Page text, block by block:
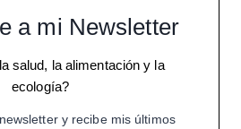
a mi Newsletter
salud, la alimentación y la
ecología?
y recibe mis últimos